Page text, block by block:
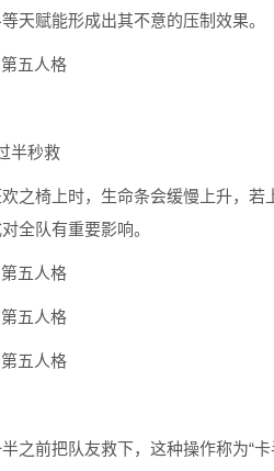
天赋能形成出其不意的压制效果。
半秒救
之椅上时，生命条会缓慢上升，
全队有重要影响。
之前把队友救下，这种操作称为“